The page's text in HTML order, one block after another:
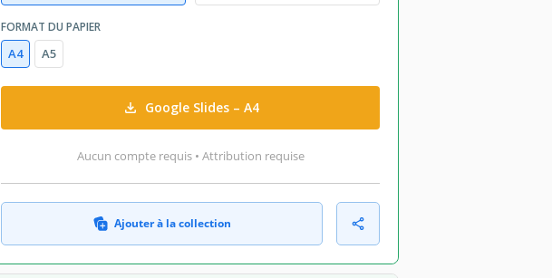
FORMAT DU PAPIER
A4 A5
Google Slides – A4
Aucun compte requis • Attribution requise
Ajouter à la collection